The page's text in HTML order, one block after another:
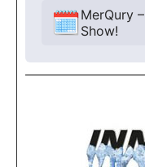
MerQury
Show!